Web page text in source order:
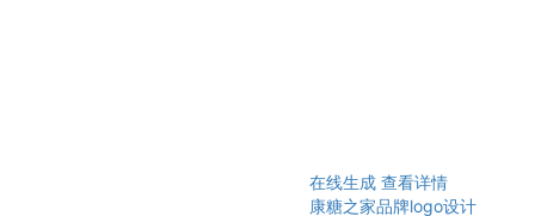
在线生成 查看详情
康糖之家品牌logo设计